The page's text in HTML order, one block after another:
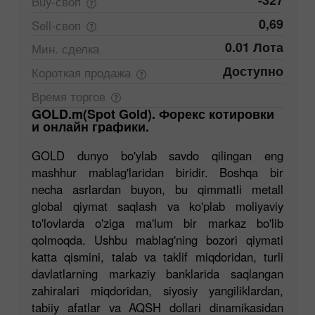
Sell-своп 0,69
Мин. сделка 0.01 Лота
Короткая продажа Доступно
Время торгов
GOLD.m(Spot Gold). Форекс котировки
и онлайн графики.
GOLD dunyo bo'ylab savdo qilingan eng
mashhur mablag'laridan biridir. Boshqa bir
necha asrlardan buyon, bu qimmatli metall
global qiymat saqlash va ko'plab moliyaviy
to'lovlarda o'ziga ma'lum bir markaz bo'lib
qolmoqda. Ushbu mablag'ning bozori qiymati
katta qismini, talab va taklif miqdoridan, turli
davlatlarning markaziy banklarida saqlangan
zahiralari miqdoridan, siyosiy yangiliklardan,
tabiiy afatlar va AQSH dollari dinamikasidan